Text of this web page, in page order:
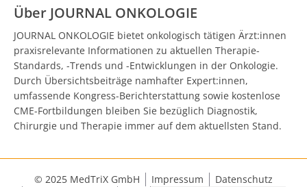
Über JOURNAL ONKOLOGIE
JOURNAL ONKOLOGIE bietet onkologisch tätigen Ärzt:innen
praxisrelevante Informationen zu aktuellen Therapie-
Standards, -Trends und -Entwicklungen in der Onkologie.
Durch Übersichtsbeiträge namhafter Expert:innen,
umfassende Kongress-Berichterstattung sowie kostenlose
CME-Fortbildungen bleiben Sie bezüglich Diagnostik,
Chirurgie und Therapie immer auf dem aktuellsten Stand.
© 2025 MedTriX GmbH Impressum
Datenschutz